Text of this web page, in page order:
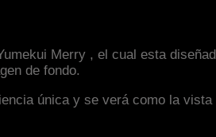
Merry , el cual esta
de fondo.
única y se verá como la